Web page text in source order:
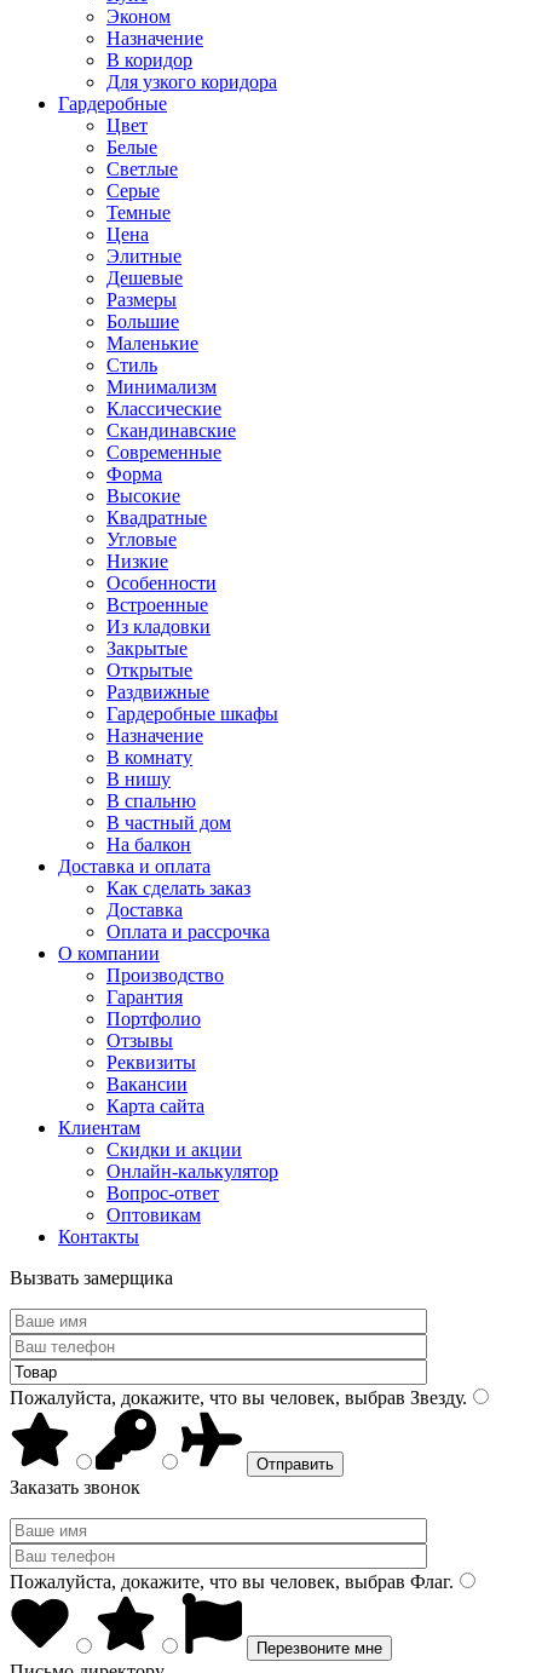
Эконом
Назначение
В коридор
Для узкого коридора
Гардеробные
Цвет
Белые
Светлые
Серые
Темные
Цена
Элитные
Дешевые
Размеры
Большие
Маленькие
Стиль
Минимализм
Классические
Скандинавские
Современные
Форма
Высокие
Квадратные
Угловые
Низкие
Особенности
Встроенные
Из кладовки
Закрытые
Открытые
Раздвижные
Гардеробные шкафы
Назначение
В комнату
В нишу
В спальню
В частный дом
На балкон
Доставка и оплата
Как сделать заказ
Доставка
Оплата и рассрочка
О компании
Производство
Гарантия
Портфолио
Отзывы
Реквизиты
Вакансии
Карта сайта
Клиентам
Скидки и акции
Онлайн-калькулятор
Вопрос-ответ
Оптовикам
Контакты
Вызвать замерщика
Пожалуйста, докажите, что вы человек, выбрав Звезду.
Заказать звонок
Пожалуйста, докажите, что вы человек, выбрав Флаг.